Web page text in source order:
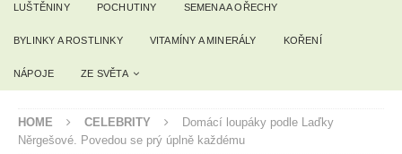
LUŠTĚNINY POCHUTINY SEMENA A OŘECHY
BYLINKY A ROSTLINKY VITAMÍNY A MINERÁLY KOŘENÍ
NÁPOJE ZE SVĚTA
HOME CELEBRITY
Domácí loupáky podle Laďky
Něrgešové. Povedou se prý úplně každému